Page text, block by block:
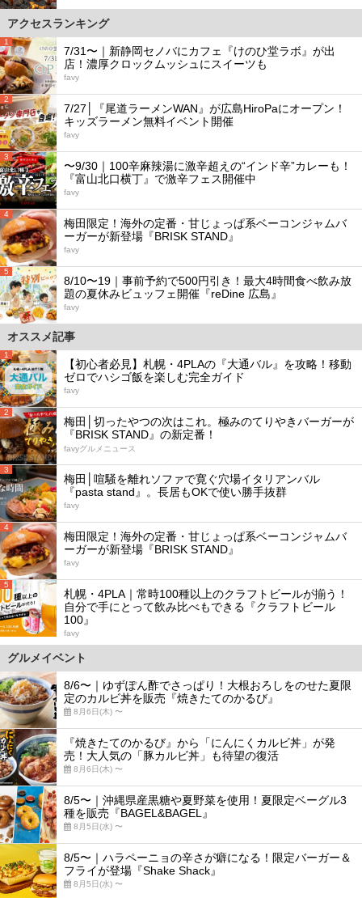
アクセスランキング
1
7/31〜｜新静岡セノバにカフェ『けのひ堂ラボ』が出
店！濃厚クロックムッシュにスイーツも
favy
2
7/27│『尾道ラーメンWAN』が広島HiroPaにオープン！
キッズラーメン無料イベント開催
favy
3
〜9/30｜100辛麻辣湯に激辛超えの“インド辛”カレーも！
『富山北口横丁』で激辛フェス開催中
favy
4
梅田限定！海外の定番・甘じょっぱ系ベーコンジャムバ
ーガーが新登場『BRISK STAND』
favy
5
8/10〜19｜事前予約で500円引き！最大4時間食べ飲み放
題の夏休みビュッフェ開催『reDine 広島』
favy
オススメ記事
1
【初心者必見】札幌・4PLAの『大通バル』を攻略！移動
ゼロでハシゴ飯を楽しむ完全ガイド
favy
2
梅田│切ったやつの次はこれ。極みのてりやきバーガーが
『BRISK STAND』の新定番！
favyグルメニュース
3
梅田│喧騒を離れソファで寛ぐ穴場イタリアンバル
『pasta stand』。長居もOKで使い勝手抜群
favy
4
梅田限定！海外の定番・甘じょっぱ系ベーコンジャムバ
ーガーが新登場『BRISK STAND』
favy
5
札幌・4PLA｜常時100種以上のクラフトビールが揃う！
自分で手にとって飲み比べもできる『クラフトビール
100』
favy
グルメイベント
8/6〜｜ゆずぽん酢でさっぱり！大根おろしをのせた夏限
定のカルビ丼を販売『焼きたてのかるび』
8月6日(木) 〜
『焼きたてのかるび』から「にんにくカルビ丼」が発
売！大人気の「豚カルビ丼」も待望の復活
8月6日(木) 〜
8/5〜｜沖縄県産黒糖や夏野菜を使用！夏限定ベーグル3
種を販売『BAGEL&BAGEL』
8月5日(水) 〜
8/5〜｜ハラペーニョの辛さが癖になる！限定バーガー＆
フライが登場『Shake Shack』
8月5日(水) 〜